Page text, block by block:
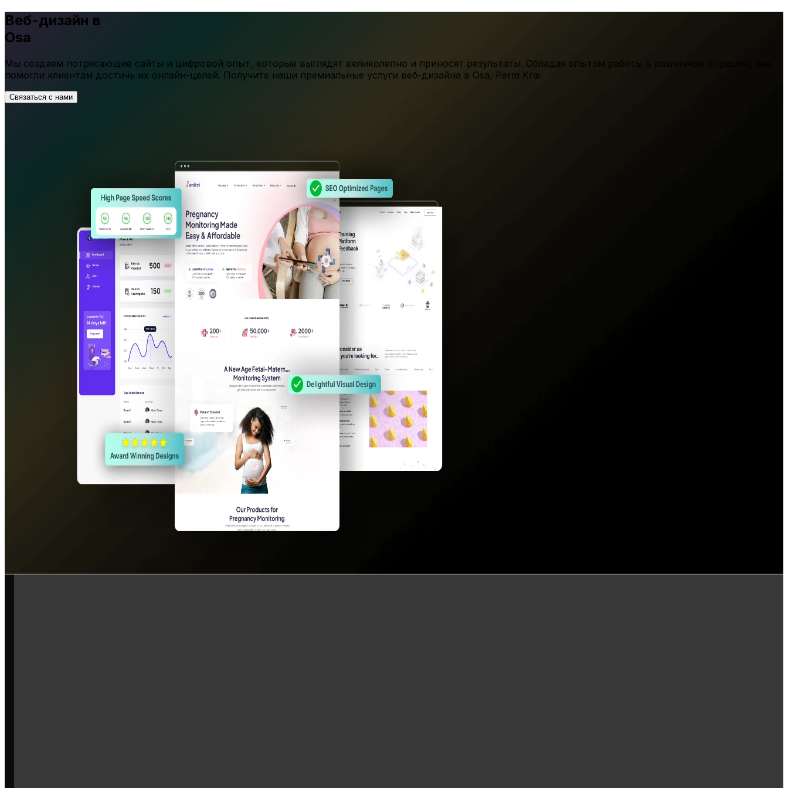
Веб-дизайн в
Osa
Мы создаем потрясающие сайты и цифровой опыт, которые выглядят великолепно и приносят результаты. Обладая опытом работы в различных отраслях, мы
помогли клиентам достичь их онлайн-целей. Получите наши премиальные услуги веб-дизайна в Osa, Perm Krai
Связаться с нами